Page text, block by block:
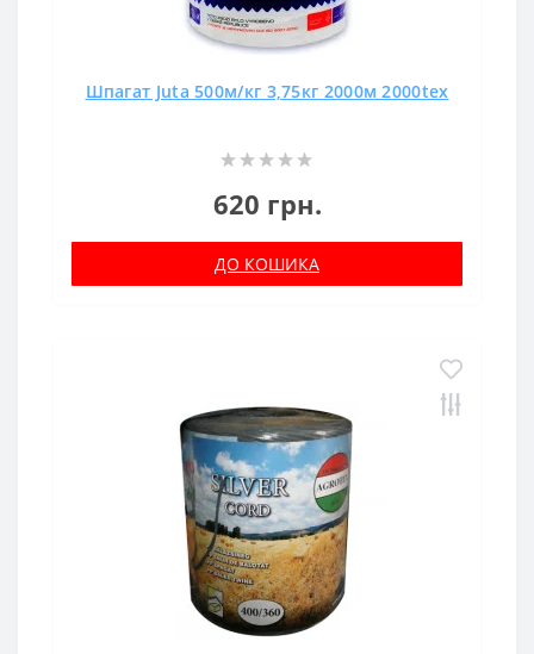
Шпагат Juta 500м/кг 3,75кг 2000м 2000tex
620 грн.
ДО КОШИКА